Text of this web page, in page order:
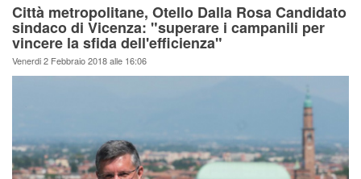
Città metropolitane, Otello Dalla Rosa Candidato
sindaco di Vicenza: "superare i campanili per
vincere la sfida dell'efficienza"
Venerdi 2 Febbraio 2018 alle 16:06